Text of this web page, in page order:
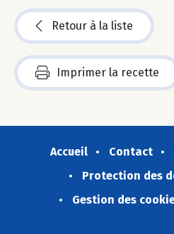
Retour à la liste
Imprimer la recette
Accueil Contact
Protection des
Gestion des